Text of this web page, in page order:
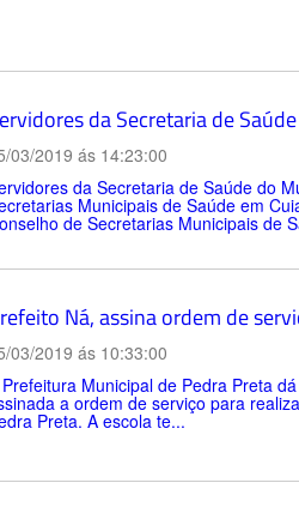
da Secretaria de
03/2019 ás 14:23:00
da Secretaria de Saúde do
Municipais de Saúde em
de Secretarias Municipais de
Ná, assina ordem de
03/2019 ás 10:33:00
Municipal de Pedra Preta
a ordem de serviço para
Preta. A escola te...